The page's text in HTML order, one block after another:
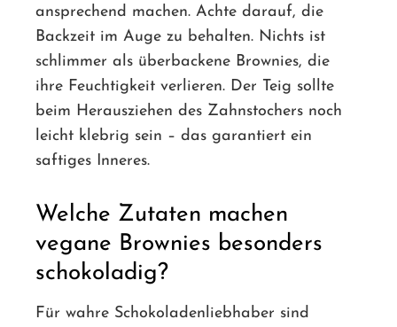
ansprechend machen. Achte darauf, die
Backzeit im Auge zu behalten. Nichts ist
schlimmer als überbackene Brownies, die
ihre Feuchtigkeit verlieren. Der Teig sollte
beim Herausziehen des Zahnstochers noch
leicht klebrig sein – das garantiert ein
saftiges Inneres.
Welche Zutaten machen
vegane Brownies besonders
schokoladig?
Für wahre Schokoladenliebhaber sind